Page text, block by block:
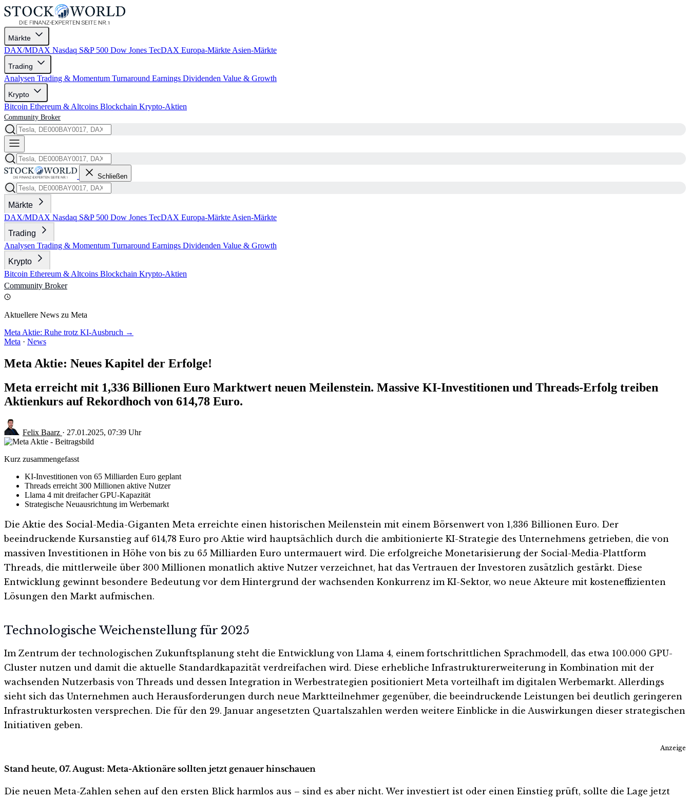
Märkte
DAX/MDAX Nasdaq S&P 500 Dow Jones TecDAX Europa-Märkte Asien-Märkte
Trading
Analysen Trading & Momentum Turnaround Earnings Dividenden Value & Growth
Krypto
Bitcoin Ethereum & Altcoins Blockchain Krypto-Aktien
Community Broker
Schließen
Märkte
DAX/MDAX Nasdaq S&P 500 Dow Jones TecDAX Europa-Märkte Asien-Märkte
Trading
Analysen Trading & Momentum Turnaround Earnings Dividenden Value & Growth
Krypto
Bitcoin Ethereum & Altcoins Blockchain Krypto-Aktien
Community Broker
Aktuellere News zu Meta
Meta Aktie: Ruhe trotz KI-Ausbruch →
Meta · News
Meta Aktie: Neues Kapitel der Erfolge!
Meta erreicht mit 1,336 Billionen Euro Marktwert neuen Meilenstein. Massive KI-Investitionen und Threads-Erfolg treiben
Aktienkurs auf Rekordhoch von 614,78 Euro.
Felix Baarz · 27.01.2025, 07:39 Uhr
Kurz zusammengefasst
KI-Investitionen von 65 Milliarden Euro geplant
Threads erreicht 300 Millionen aktive Nutzer
Llama 4 mit dreifacher GPU-Kapazität
Strategische Neuausrichtung im Werbemarkt
Die Aktie des Social-Media-Giganten Meta erreichte einen historischen Meilenstein mit einem Börsenwert von 1,336 Billionen Euro. Der
beeindruckende Kursanstieg auf 614,78 Euro pro Aktie wird hauptsächlich durch die ambitionierte KI-Strategie des Unternehmens getrieben, die von
massiven Investitionen in Höhe von bis zu 65 Milliarden Euro untermauert wird. Die erfolgreiche Monetarisierung der Social-Media-Plattform
Threads, die mittlerweile über 300 Millionen monatlich aktive Nutzer verzeichnet, hat das Vertrauen der Investoren zusätzlich gestärkt. Diese
Entwicklung gewinnt besondere Bedeutung vor dem Hintergrund der wachsenden Konkurrenz im KI-Sektor, wo neue Akteure mit kosteneffizienten
Lösungen den Markt aufmischen.
Technologische Weichenstellung für 2025
Im Zentrum der technologischen Zukunftsplanung steht die Entwicklung von Llama 4, einem fortschrittlichen Sprachmodell, das etwa 100.000 GPU-
Cluster nutzen und damit die aktuelle Standardkapazität verdreifachen wird. Diese erhebliche Infrastrukturerweiterung in Kombination mit der
wachsenden Nutzerbasis von Threads und dessen Integration in Werbestrategien positioniert Meta vorteilhaft im digitalen Werbemarkt. Allerdings
sieht sich das Unternehmen auch Herausforderungen durch neue Marktteilnehmer gegenüber, die beeindruckende Leistungen bei deutlich geringeren
Infrastrukturkosten versprechen. Die für den 29. Januar angesetzten Quartalszahlen werden weitere Einblicke in die Auswirkungen dieser strategischen
Initiativen geben.
Anzeige
Stand heute, 07. August: Meta-Aktionäre sollten jetzt genauer hinschauen
Die neuen Meta-Zahlen sehen auf den ersten Blick harmlos aus – sind es aber nicht. Wer investiert ist oder einen Einstieg prüft, sollte die Lage jetzt